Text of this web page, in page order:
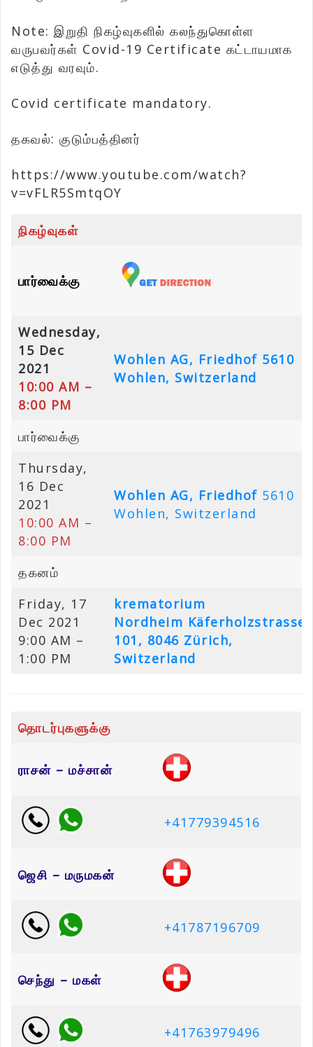
Note: இறுதி நிகழ்வுகளில் கலந்துகொள்ள
வருபவர்கள் Covid-19 Certificate கட்டாயமாக
எடுத்து வரவும்.
Covid certificate mandatory.
தகவல்: குடும்பத்தினர்
https://www.youtube.com/watch?
v=vFLR5SmtqOY
நிகழ்வுகள்
பார்வைக்கு
Wednesday,
15 Dec
2021
10:00 AM –
8:00 PM
Wohlen AG, Friedhof 5610
Wohlen, Switzerland
பார்வைக்கு
Thursday,
16 Dec
2021
10:00 AM –
8:00 PM
Wohlen AG, Friedhof 5610
Wohlen, Switzerland
தகனம்
Friday, 17
Dec 2021
9:00 AM –
1:00 PM
krematorium
Nordheim Käferholzstrasse
101, 8046 Zürich,
Switzerland
தொடர்புகளுக்கு
ராசன் – மச்சான்
+41779394516
ஜெசி – மருமகன்
+41787196709
செந்து – மகள்
+41763979496